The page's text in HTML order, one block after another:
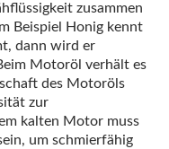
zusammen
Beispiel Honig kennt
dann wird er
Motoröl verhält es
des Motoröls
zur
kalten Motor muss
um schmierfähig